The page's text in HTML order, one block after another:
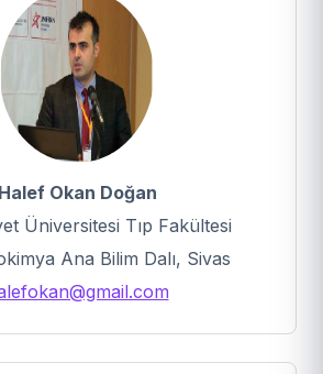
Halef Okan Doğan
Üniversitesi Tıp Fakültesi
Ana Bilim Dalı, Sivas